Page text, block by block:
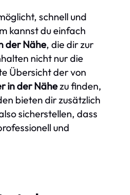
schnell und
kannst du einfach
der Nähe, die dir zur
nicht nur die
Übersicht der von
in der Nähezu finden,
bieten dir zusätzlich
sicherstellen, dass
und